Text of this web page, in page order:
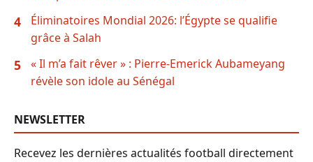
4
Éliminatoires Mondial 2026: l’Égypte se qualifie
grâce à Salah
5
« Il m’a fait rêver » : Pierre-Emerick Aubameyang
révèle son idole au Sénégal
NEWSLETTER
Recevez les dernières actualités football directement